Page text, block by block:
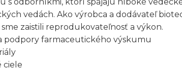
vedách. Ako výrobca a dodávateľ
zaistili reprodukovateľnosť a výkon.
podpory farmaceutického výskumu
ciele